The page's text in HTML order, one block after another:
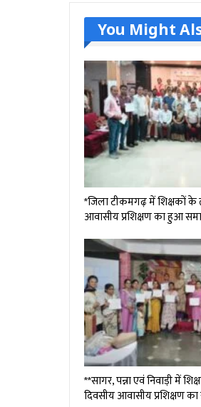
You Might
*जिला टीकमगढ़ में शिक्षकों के
आवासीय प्रशिक्षण का हुआ
**सागर, पन्ना एवं निवाड़ी में
दिवसीय आवासीय प्रशिक्षण